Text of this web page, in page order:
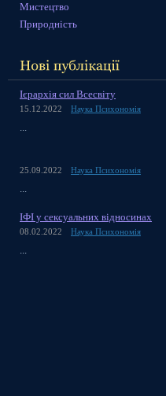
Мистецтво
Природність
Ієрархія сил Всесвіту
15.12.2022 Наука Психономія
...
25.09.2022 Наука Психономія
...
ІФІ у сексуальних відносинах
08.02.2022 Наука Психономія
...